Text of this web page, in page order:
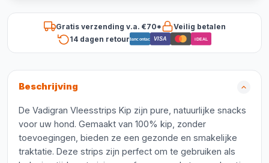
Gratis verzending v.a. €70*
Veilig betalen
14 dagen retourBancontact VISA iDEAL
Beschrijving
De Vadigran Vleesstrips Kip zijn pure, natuurlijke snacks
voor uw hond. Gemaakt van 100% kip, zonder
toevoegingen, bieden ze een gezonde en smakelijke
traktatie. Deze strips zijn perfect om te gebruiken als